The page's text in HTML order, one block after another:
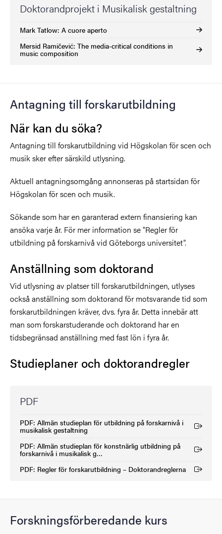
Doktorandprojekt i Musikalisk gestaltning
Mark Tatlow: A cuore aperto
Mersid Ramičević: The media-critical conditions in
music composition
Antagning till forskarutbildning
När kan du söka?
Antagning till forskarutbildning vid Högskolan för scen och
musik sker efter särskild utlysning.
Aktuell antagningsomgång annonseras på startsidan för
Högskolan för scen och musik.
Sökande som har en garanterad extern finansiering kan
ansöka varje år. För mer information se "Regler för
utbildning på forskarnivå vid Göteborgs universitet".
Anställning som doktorand
Vid utlysning av platser till forskarutbildningen, utlyses
också anställning som doktorand för motsvarande tid som
forskarutbildningen kräver, dvs. fyra år. Detta innebär att
man som forskarstuderande och doktorand har en
tidsbegränsad anställning med fast lön i fyra år.
Studieplaner och doktorandregler
PDF
PDF: Allmän studieplan för utbildning på forskarnivå i
musikalisk gestaltning
(Extern länk)
PDF: Allmän studieplan för konstnärlig utbildning på
forskarnivå i musikalisk g…
(Extern länk)
PDF: Regler för forskarutbildning – Doktorandreglerna
(Extern länk)
Forskningsförberedande kurs